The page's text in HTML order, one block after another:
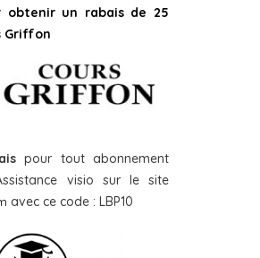
obtenir un rabais de 25
Griffon
pour tout abonnement
visio sur le site
avec ce code : LBP10